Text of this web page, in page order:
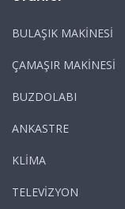
BULAŞIK MAKİNESİ
ÇAMAŞIR MAKİNESİ
BUZDOLABI
ANKASTRE
KLİMA
TELEVİZYON